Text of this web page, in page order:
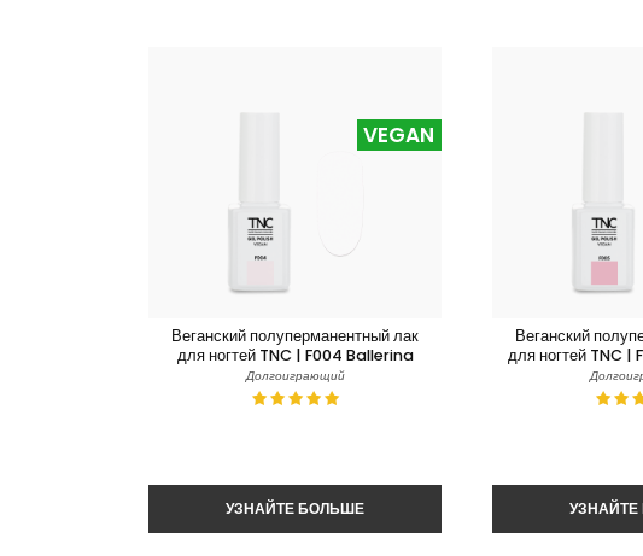
Веганский полуперманентный лак
для ногтей TNC | F004 Ballerina
Долгоиграющий
VEGAN
Веганский
для ногтей TNC